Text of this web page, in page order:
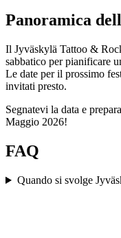
Panoramica
Il Jyväskylä Tattoo &
sabbatico per pianificare
Le date per il prossimo
invitati presto.
Segnatevi la data e
Maggio 2026!
FAQ
Quando si svolge